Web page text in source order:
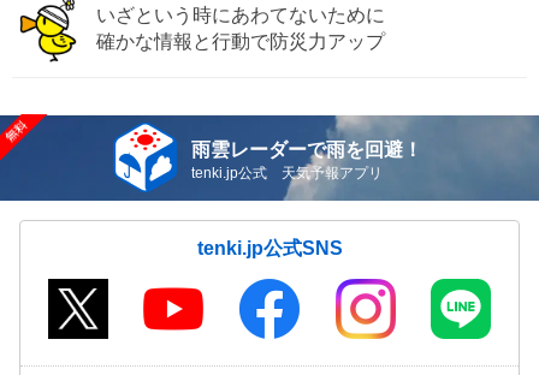
いざという時にあわてないために
確かな情報と行動で防災力アップ
雨雲レーダーで雨を回避！
tenki.jp公式 天気予報アプリ
tenki.jp公式SNS